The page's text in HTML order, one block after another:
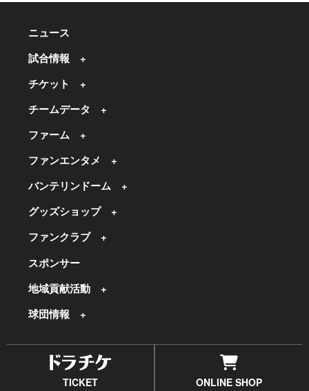
ニュース
試合情報
チケット
チームデータ
ファーム
ファンエンタメ
バンテリンドーム
グッズショップ
ファンクラブ
スポンサー
地域貢献活動
球団情報
TICKET ONLINE SHOP